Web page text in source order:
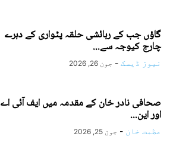
گاؤں جب کے رہائشی حلقہ پٹواری کے دہرے
چارج کیوجہ سے...
نیوز ڈیسک - جون 26, 2026
صحافی نادر خان کے مقدمہ میں ایف آئی اے
اور این...
عظمت خان - جون 25, 2026